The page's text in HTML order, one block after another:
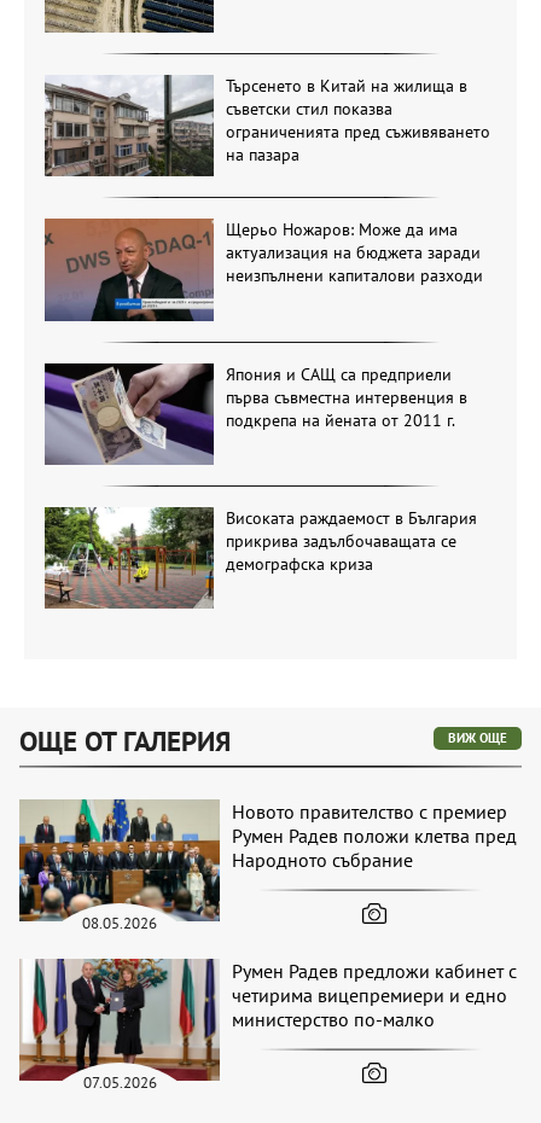
Търсенето в Китай на жилища в
съветски стил показва
ограниченията пред съживяването
на пазара
Щерьо Ножаров: Може да има
актуализация на бюджета заради
неизпълнени капиталови разходи
Япония и САЩ са предприели
първа съвместна интервенция в
подкрепа на йената от 2011 г.
Високата раждаемост в България
прикрива задълбочаващата се
демографска криза
ОЩЕ ОТ ГАЛЕРИЯ ВИЖ ОЩЕ
08.05.2026
Новото правителство с премиер
Румен Радев положи клетва пред
Народното събрание
07.05.2026
Румен Радев предложи кабинет с
четирима вицепремиери и едно
министерство по-малко